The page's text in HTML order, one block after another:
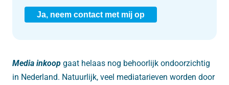
Ja, neem contact met mij op
Media inkoop gaat helaas nog behoorlijk ondoorzichtig
in Nederland. Natuurlijk, veel mediatarieven worden door